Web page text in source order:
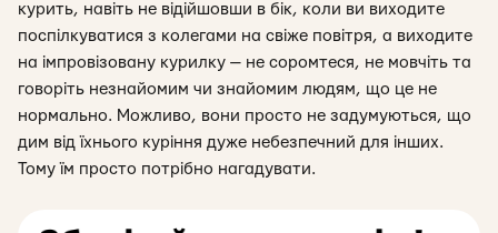
курить, навіть не відійшовши в бік, коли ви виходите
поспілкуватися з колегами на свіже повітря, а виходите
на імпровізовану курилку — не соромтеся, не мовчіть та
говоріть незнайомим чи знайомим людям, що це не
нормально. Можливо, вони просто не задумуються, що
дим від їхнього куріння дуже небезпечний для інших.
Тому їм просто потрібно нагадувати.